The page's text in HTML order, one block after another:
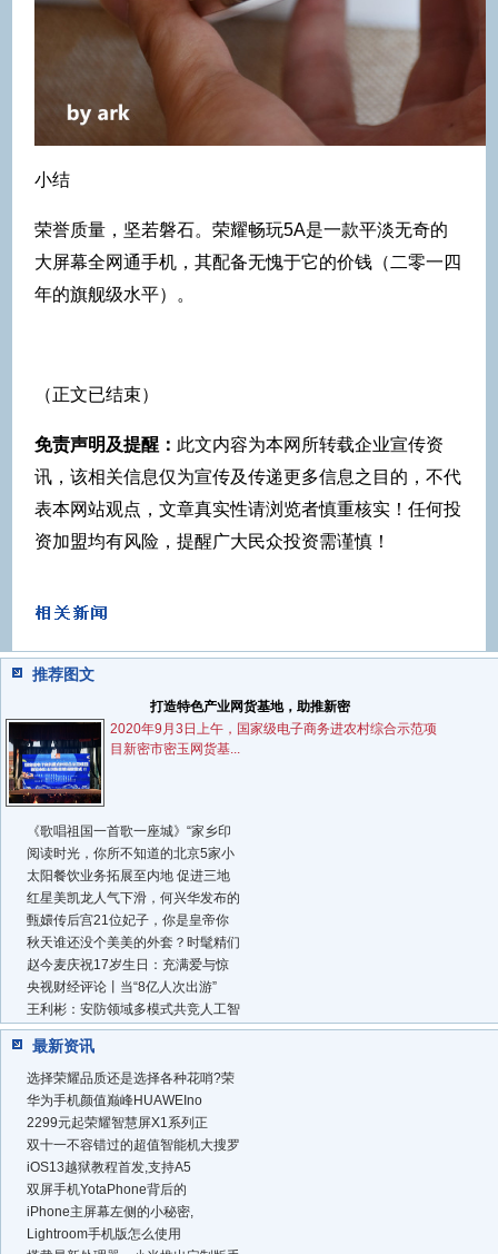
小结
荣誉质量，坚若磐石。荣耀畅玩5A是一款平淡无奇的
大屏幕全网通手机，其配备无愧于它的价钱（二零一四
年的旗舰级水平）。
（正文已结束）
免责声明及提醒： 此文内容为本网所转载企业宣传资
讯，该相关信息仅为宣传及传递更多信息之目的，不代
表本网站观点，文章真实性请浏览者慎重核实！任何投
资加盟均有风险，提醒广大民众投资需谨慎！
推荐图文
打造特色产业网货基地，助推新密
2020年9月3日上午，国家级电子商务进农村综合示范项
目新密市密玉网货基...
《歌唱祖国一首歌一座城》“家乡印
阅读时光，你所不知道的北京5家小
太阳餐饮业务拓展至内地 促进三地
红星美凯龙人气下滑，何兴华发布的
甄嬛传后宫21位妃子，你是皇帝你
秋天谁还没个美美的外套？时髦精们
赵今麦庆祝17岁生日：充满爱与惊
央视财经评论丨当“8亿人次出游”
王利彬：安防领域多模式共竞人工智
最新资讯
选择荣耀品质还是选择各种花哨?荣
华为手机颜值巅峰HUAWEIno
2299元起荣耀智慧屏X1系列正
双十一不容错过的超值智能机大搜罗
iOS13越狱教程首发,支持A5
双屏手机YotaPhone背后的
iPhone主屏幕左侧的小秘密,
Lightroom手机版怎么使用